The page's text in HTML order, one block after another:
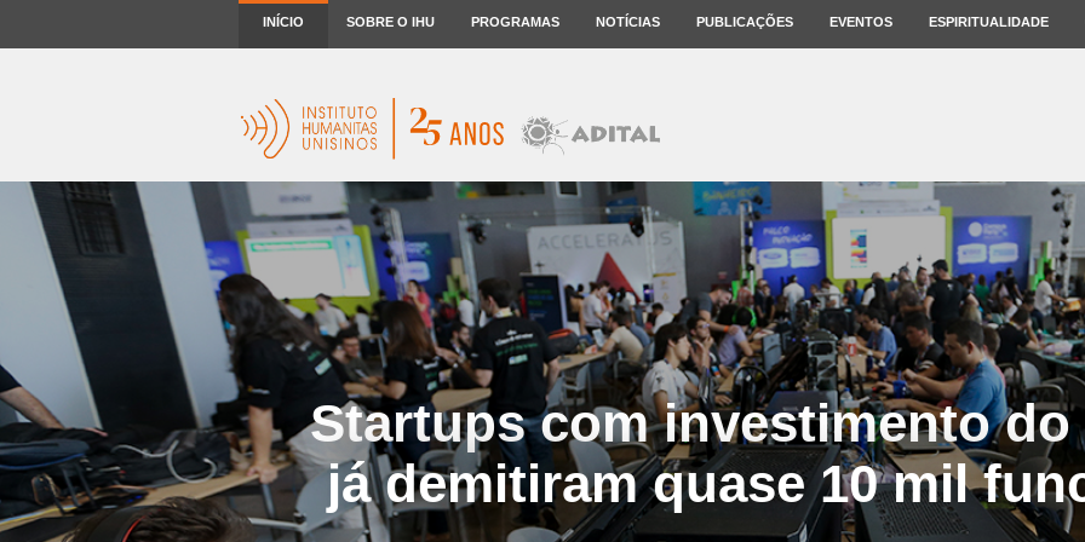
INÍCIO SOBRE O IHU PROGRAMAS NOTÍCIAS PUBLICAÇÕES EVENTOS ESPIRITUALIDADE
Startups com investimento
já demitiram quase 10 mil